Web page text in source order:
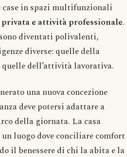
in spazi multifunzionali
e attività professionale.
diventati polivalenti,
diverse: quelle della
dell’attività lavorativa.
una nuova concezione
deve potersi adattare a
della giornata. La casa
luogo dove conciliare comfort
il benessere di chi la abita e la